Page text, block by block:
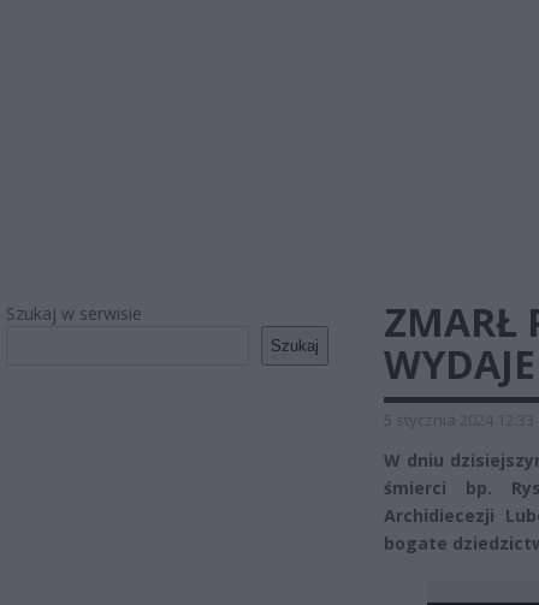
Szukaj w serwisie
Szukaj
ZMARŁ
5 stycznia 2024 12:33
W dniu
śmierci bp.
Archidiecezji
bogate